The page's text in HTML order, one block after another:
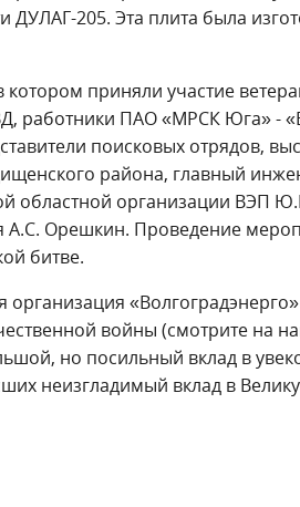
ДУЛАГ-205. Эта плита была
котором приняли участие
работники ПАО «МРСК Юга» -
поисковых отрядов,
района, главный
областной организации ВЭП
А.С. Орешкин. Проведение
битве.
войны (смотрите на
но посильный вклад в
неизгладимый вклад в